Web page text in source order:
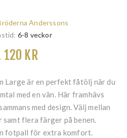
Anderssons
6-8 veckor
120 KR
Large är en perfekt fåtölj när du
med en vän. Här framhävs
med design. Välj mellan
samt flera färger på benen.
fotpall för extra komfort.